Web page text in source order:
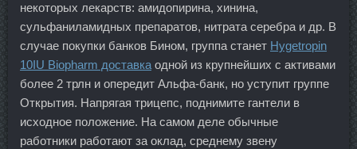
некоторых лекарств: амидопирина, хинина,
сульфаниламидных препаратов, нитрата серебра и др. В
случае покупки банков Бином, группа станет Hygetropin
10IU Biopharm доставка одной из крупнейших с активами
более 2 трлн и опередит Альфа-банк, но уступит группе
Открытия. Напрягая трицепс, поднимите гантели в
исходное положение. На самом деле обычные
работники работают за оклад, среднему звену